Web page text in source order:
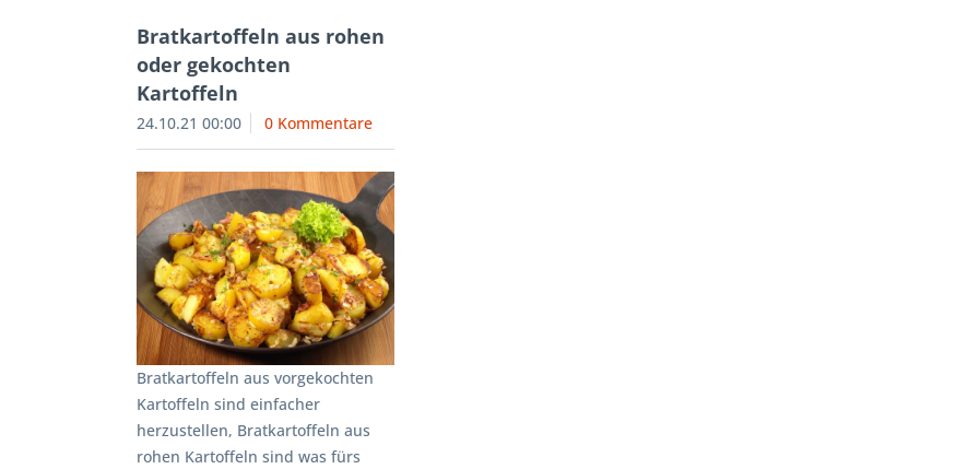
Bratkartoffeln aus rohen
oder gekochten
Kartoffeln
24.10.21 00:00 0 Kommentare
Bratkartoffeln aus vorgekochten
Kartoffeln sind einfacher
herzustellen, Bratkartoffeln aus
rohen Kartoffeln sind was fürs